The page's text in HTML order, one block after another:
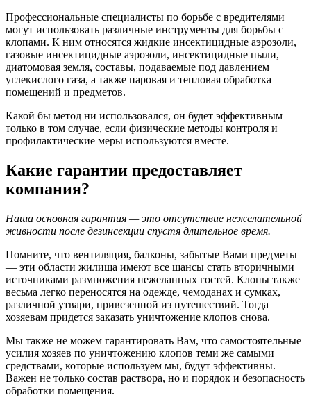
Профессиональные специалисты по борьбе с вредителями
могут использовать различные инструменты для борьбы с
клопами. К ним относятся жидкие инсектицидные аэрозоли,
газовые инсектицидные аэрозоли, инсектицидные пыли,
диатомовая земля, составы, подаваемые под давлением
углекислого газа, а также паровая и тепловая обработка
помещений и предметов.
Какой бы метод ни использовался, он будет эффективным
только в том случае, если физические методы контроля и
профилактические меры используются вместе.
Какие гарантии предоставляет
компания?
Наша основная гарантия — это отсутствие нежелательной
живности после дезинсекции спустя длительное время.
Помните, что вентиляция, балконы, забытые Вами предметы
— эти области жилища имеют все шансы стать вторичными
источниками размножения нежеланных гостей. Клопы также
весьма легко переносятся на одежде, чемоданах и сумках,
различной утвари, привезенной из путешествий. Тогда
хозяевам придется заказать уничтожение клопов снова.
Мы также не можем гарантировать Вам, что самостоятельные
усилия хозяев по уничтожению клопов теми же самыми
средствами, которые используем мы, будут эффективны.
Важен не только состав раствора, но и порядок и безопасность
обработки помещения.